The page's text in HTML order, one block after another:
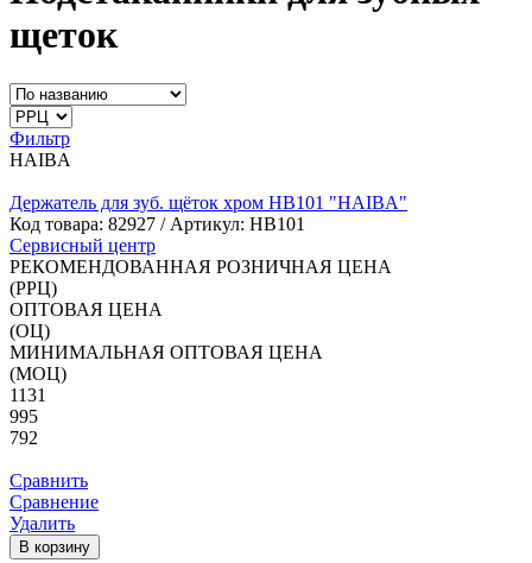
щеток
Фильтр
HAIBA
Держатель для зуб. щёток хром HB101 "HAIBA"
Код товара: 82927 / Артикул: HB101
Сервисный центр
РЕКОМЕНДОВАННАЯ РОЗНИЧНАЯ ЦЕНА
(РРЦ)
ОПТОВАЯ ЦЕНА
(ОЦ)
МИНИМАЛЬНАЯ ОПТОВАЯ ЦЕНА
(МОЦ)
1131
995
792
Сравнить
Сравнение
Удалить
В корзину